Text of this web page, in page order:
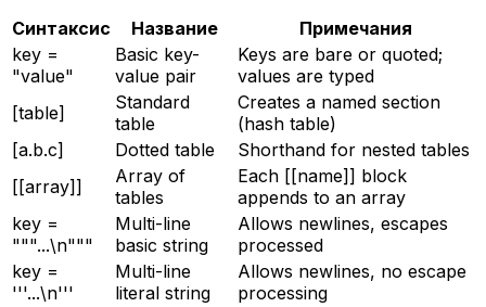
Синтаксис
Название
Примечания
key =
"value"
Basic key-
value pair
Keys are bare or quoted;
values are typed
[table]
Standard
table
Creates a named section
(hash table)
[a.b.c]
Dotted table
Shorthand for nested tables
[[array]]
Array of
tables
Each [[name]] block
appends to an array
key =
"""...\n"""
Multi-line
basic string
Allows newlines, escapes
processed
key =
'''...\n'''
Multi-line
literal string
Allows newlines, no escape
processing